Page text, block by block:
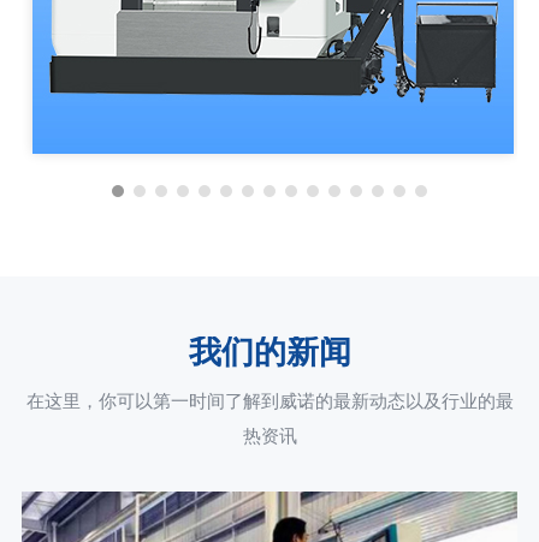
我们的新闻
在这里，你可以第一时间了解到威诺的最新动态以及行业的最
热资讯